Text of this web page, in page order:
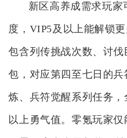
新区高养成需求玩家
度，VIP5及以上能解锁
包含列传挑战次数、讨
包，对应第四至七日的
炼、兵符觉醒系列任务
以上勇气值。零氪玩家